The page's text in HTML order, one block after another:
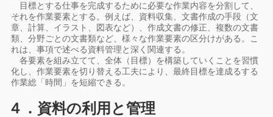
目標とする仕事を完成するために必要な作業内容を分割して、
それを作業要素とする。例えば、資料収集、文書作成の手段（文
章、計算、イラスト、図表など）、作成文書の修正、複数の文書
類、分野ごとの文書類など、様々な作業要素の区分けがある。こ
れは、事項で述べる資料管理と深く関連する。
各要素を組み立てて、全体（目標）を構築していくことを習慣
化し、作業要素を切り替える工夫により、最終目標を達成るする
作業総「時間」を短縮できる。
４．資料の利用と管理